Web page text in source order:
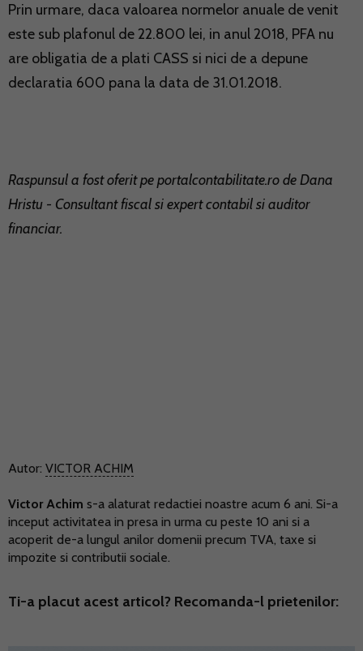
Prin urmare, daca valoarea normelor anuale de venit
este sub plafonul de 22.800 lei, in anul 2018, PFA nu
are obligatia de a plati CASS si nici de a depune
declaratia 600 pana la data de 31.01.2018.
Raspunsul a fost oferit peportalcontabilitate.rode Dana
Hristu - Consultant fiscal si expert contabil si auditor
financiar.
Autor: VICTOR ACHIM
Victor Achim s-a alaturat redactiei noastre acum 6 ani. Si-a
inceput activitatea in presa in urma cu peste 10 ani si a
acoperit de-a lungul anilor domenii precum TVA, taxe si
impozite si contributii sociale.
Ti-a placut acest articol? Recomanda-l prietenilor: